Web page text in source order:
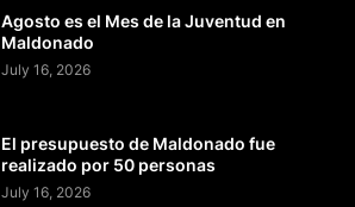
Agosto es el Mes de la Juventud en
Maldonado
July 16, 2026
El presupuesto de Maldonado fue
realizado por 50 personas
July 16, 2026